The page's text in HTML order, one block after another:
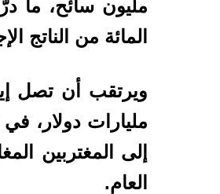
المائة من الناتج
مليارات دولار،
إلى المغتربين
العام.